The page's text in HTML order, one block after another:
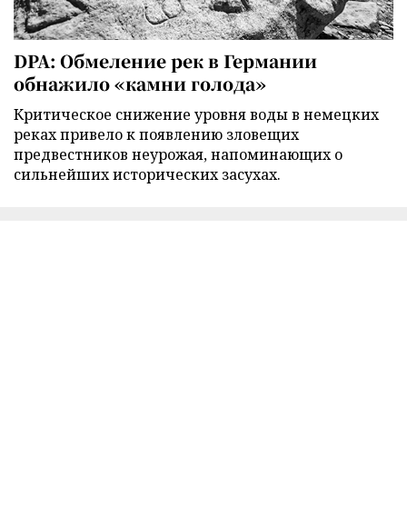
DPA: Обмеление рек в Германии
обнажило «камни голода»
Критическое снижение уровня воды в немецких
реках привело к появлению зловещих
предвестников неурожая, напоминающих о
сильнейших исторических засухах.